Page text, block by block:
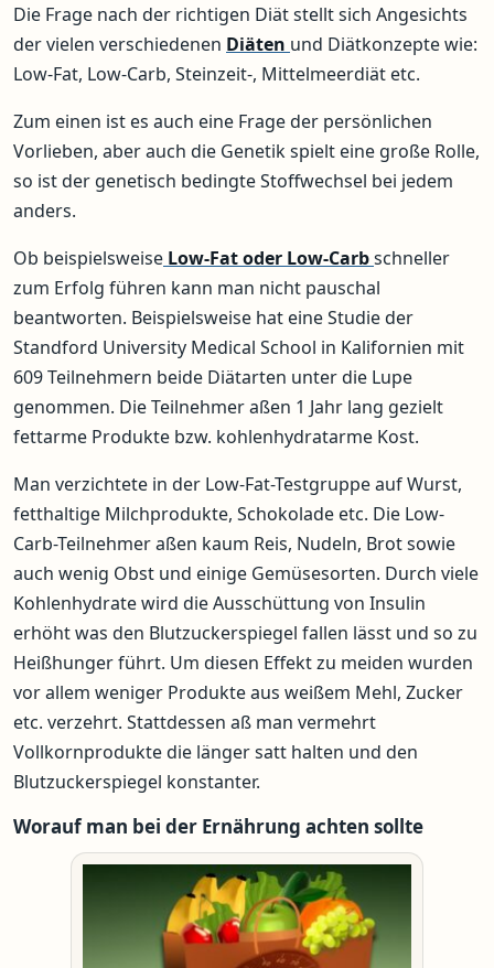
Die Frage nach der richtigen Diät stellt sich Angesichts
der vielen verschiedenen Diäten und Diätkonzepte wie:
Low-Fat, Low-Carb, Steinzeit-, Mittelmeerdiät etc.
Zum einen ist es auch eine Frage der persönlichen
Vorlieben, aber auch die Genetik spielt eine große Rolle,
so ist der genetisch bedingte Stoffwechsel bei jedem
anders.
Ob beispielsweise Low-Fat oder Low-Carbschneller
zum Erfolg führen kann man nicht pauschal
beantworten. Beispielsweise hat eine Studie der
Standford University Medical School in Kalifornien mit
609 Teilnehmern beide Diätarten unter die Lupe
genommen. Die Teilnehmer aßen 1 Jahr lang gezielt
fettarme Produkte bzw. kohlenhydratarme Kost.
Man verzichtete in der Low-Fat-Testgruppe auf Wurst,
fetthaltige Milchprodukte, Schokolade etc. Die Low-
Carb-Teilnehmer aßen kaum Reis, Nudeln, Brot sowie
auch wenig Obst und einige Gemüsesorten. Durch viele
Kohlenhydrate wird die Ausschüttung von Insulin
erhöht was den Blutzuckerspiegel fallen lässt und so zu
Heißhunger führt. Um diesen Effekt zu meiden wurden
vor allem weniger Produkte aus weißem Mehl, Zucker
etc. verzehrt. Stattdessen aß man vermehrt
Vollkornprodukte die länger satt halten und den
Blutzuckerspiegel konstanter.
Worauf man bei der Ernährung achten sollte